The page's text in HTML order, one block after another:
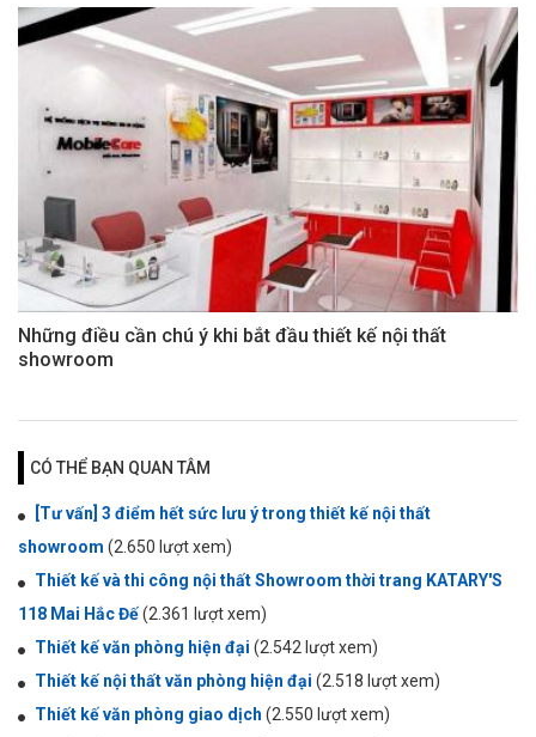
Những điều cần chú ý khi bắt đầu thiết kế nội thất
showroom
CÓ THỂ BẠN QUAN TÂM
[Tư vấn] 3 điểm hết sức lưu ý trong thiết kế nội thất
showroom (2.650 lượt xem)
Thiết kế và thi công nội thất Showroom thời trang KATARY'S
118 Mai Hắc Đế(2.361 lượt xem)
Thiết kế văn phòng hiện đại (2.542 lượt xem)
Thiết kế nội thất văn phòng hiện đại (2.518 lượt xem)
Thiết kế văn phòng giao dịch (2.550 lượt xem)